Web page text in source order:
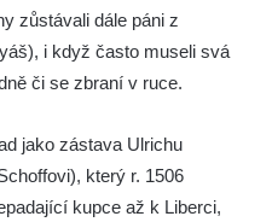
zůstávali dále páni z
i když často museli svá
či se zbraní v ruce.
jako zástava Ulrichu
který r. 1506
kupce až k Liberci,